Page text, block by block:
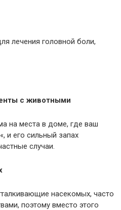
лечения головной боли,
с животными
на места в доме, где ваш
и его сильный запах
случаи.
насекомых, часто
поэтому вместо этого